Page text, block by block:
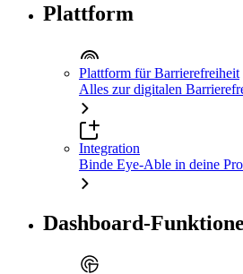
Plattform
Plattform für Barrierefreiheit
Alles zur digitalen
Integration
Binde Eye-Able in deine
Dashboard-